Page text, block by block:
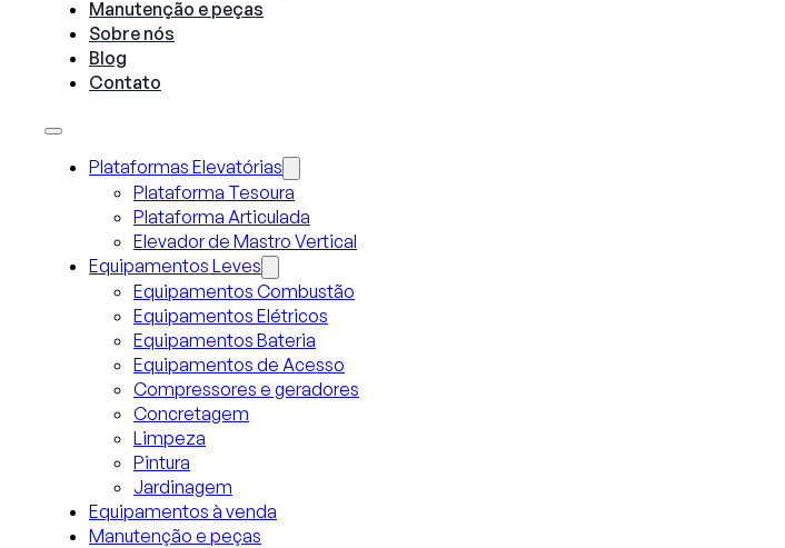
Manutenção e peças
Sobre nós
Blog
Contato
Plataformas Elevatórias
Plataforma Tesoura
Plataforma Articulada
Elevador de Mastro Vertical
Equipamentos Leves
Equipamentos Combustão
Equipamentos Elétricos
Equipamentos Bateria
Equipamentos de Acesso
Compressores e geradores
Concretagem
Limpeza
Pintura
Jardinagem
Equipamentos à venda
Manutenção e peças